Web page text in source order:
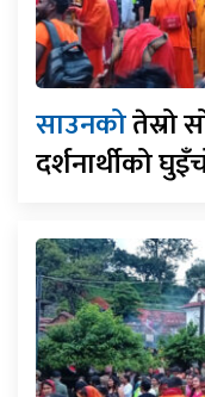
साउनकोतेस्रो
दर्शनार्थीको